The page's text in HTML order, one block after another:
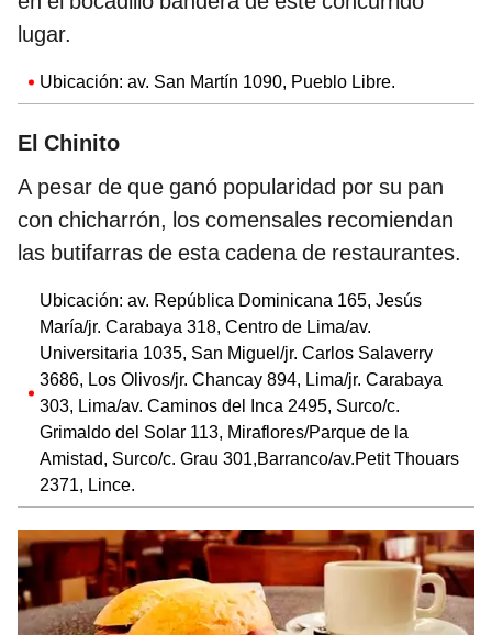
lugar.
Ubicación: av. San Martín 1090, Pueblo Libre.
El Chinito
A pesar de que ganó popularidad por su pan
con chicharrón, los comensales recomiendan
las butifarras de esta cadena de restaurantes.
Ubicación: av. República Dominicana 165, Jesús
María/jr. Carabaya 318, Centro de Lima/av.
Universitaria 1035, San Miguel/jr. Carlos Salaverry
3686, Los Olivos/jr. Chancay 894, Lima/jr. Carabaya
303, Lima/av. Caminos del Inca 2495, Surco/c.
Grimaldo del Solar 113, Miraflores/Parque de la
Amistad, Surco/c. Grau 301,Barranco/av.Petit Thouars
2371, Lince.